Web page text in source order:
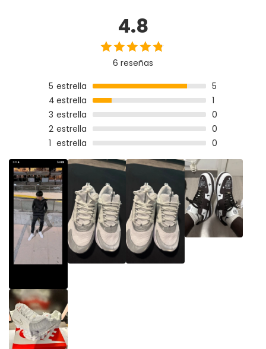
4.8
6 reseñas
5 estrella
5
4 estrella
1
3 estrella
0
2 estrella
0
1 estrella 0